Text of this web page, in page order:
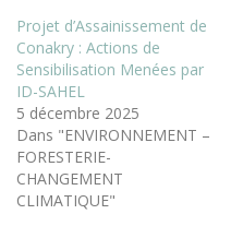
Projet d’Assainissement de
Conakry : Actions de
Sensibilisation Menées par
ID-SAHEL
5 décembre 2025
Dans "ENVIRONNEMENT –
FORESTERIE-
CHANGEMENT
CLIMATIQUE"